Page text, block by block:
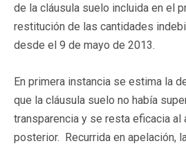
de la cláusula suelo incluida en el
restitución de las cantidades
desde el 9 de mayo de 2013.
En primera instancia se estima la
que la cláusula suelo no había
transparencia y se resta eficacia al
posterior. Recurrida en apelación,